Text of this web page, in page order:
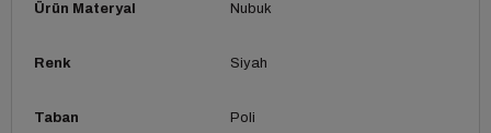
Ürün Materyal Nubuk
Renk Siyah
Taban Poli